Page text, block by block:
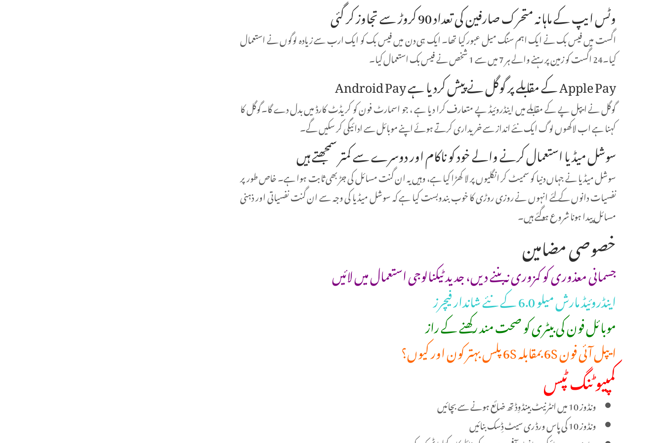
وٹس ایپ کے ماہانہ متحرک صارفین کی تعداد 90 کروڑ سے تجاوز کر گئی
اگست میں فیس بک نے ایک اہم سنگ میل عبور کیا تھا۔ ایک ہی دن میں فیس بک کو ایک ارب سے زیادہ لوگوں نے استعمال
کیا۔24 اگست کو زمین پر رہنے والے ہر 7 میں سے 1 شخص نے فیس بک استعمال کیا۔
Apple Pay کے مقابلے پر گوگل نے پیش کردیا ہے Android Pay
گوگل نے ایپل پے کے مقابلے میں اینڈروئیڈ پے متعارف کرا دیا ہے ، جو اسمارٹ فون کو کریڈٹ کارڈ میں بدل دے گا۔گوگل کا
کہنا ہے اب لاکھوں لوگ ایک نئے انداز سے خریداری کرتے ہوئے اپنے موبائل سے ادائیگی کر سکیں گے۔
سوشل میڈیا استعمال کرنے والے خود کو ناکام اور دوسرے سے کمتر سمجھتے ہیں
سوشل میڈیا نے جہاں دنیا کو سمیٹ کر انگلیوں پر لا کھڑا کیا ہے، وہیں یہ ان گنت مسائل کی جڑ بھی ثابت ہوا ہے۔ خاص طور پر
نفسیات دانوں کے لئے انہوں نے روزی روڑی کا خوب بندوبست کیا ہے کہ سوشل میڈیا کی وجہ سے ان گنت نفسیاتی اور ذہنی
مسائل پیدا ہونا شروع ہوگئے ہیں۔
خصوصی مضامین
‫جسمانی معذوری کو کمزوری نہ بننے دیں، جدید ٹیکنالوجی استعمال میں لائیں‬
اینڈروئیڈ مارش میلو 6.0 کے نئے شاندار فیچرز
موبائل فون کی بیٹری کو صحت مند رکھنے کے راز
ایپل آئی فون 6S بمقابلہ 6S پلس بہتر کون اور کیوں؟
کمپیوٹنگ ٹپس
ونڈوز 10 میں انٹرنیٹ بینڈوِڈتھ ضائع ہونے سے بچائیں
ونڈوز 10 کی پاس ورڈ ری سیٹ ڈِسک بنائیں